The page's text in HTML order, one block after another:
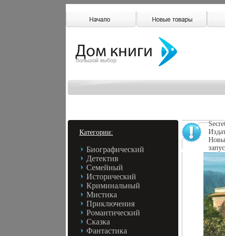
Категории:
Биографический
Детектив
Семейный
Исторический
Криминальный
Мистика
Приключения
Романтический
Сказка
Фантастика